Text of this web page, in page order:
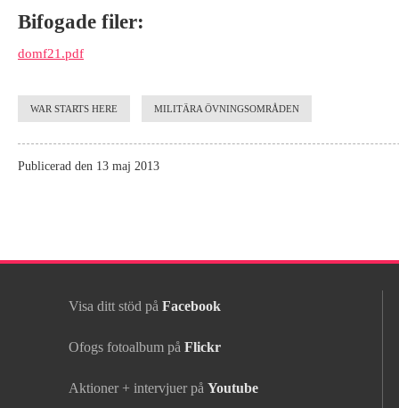
Bifogade filer:
domf21.pdf
WAR STARTS HERE MILITÄRA ÖVNINGSOMRÅDEN
Publicerad den 13 maj 2013
Visa ditt stöd på Facebook
Ofogs fotoalbum på Flickr
Aktioner + intervjuer på Youtube